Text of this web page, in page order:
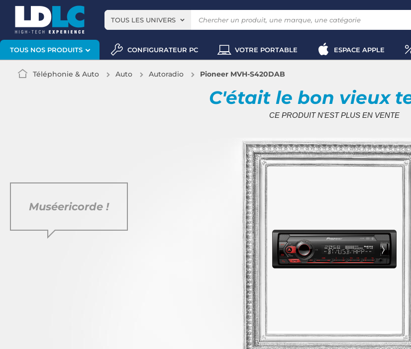
TOUS LES UNIVERS
TOUS NOS PRODUITS CONFIGURATEUR PC VOTRE PORTABLE ESPACE APPLE
Téléphonie & Auto Auto Autoradio Pioneer MVH-S420DAB
C'était le bon vieux
CE PRODUIT N'EST PLUS EN VENTE
Muséericorde !